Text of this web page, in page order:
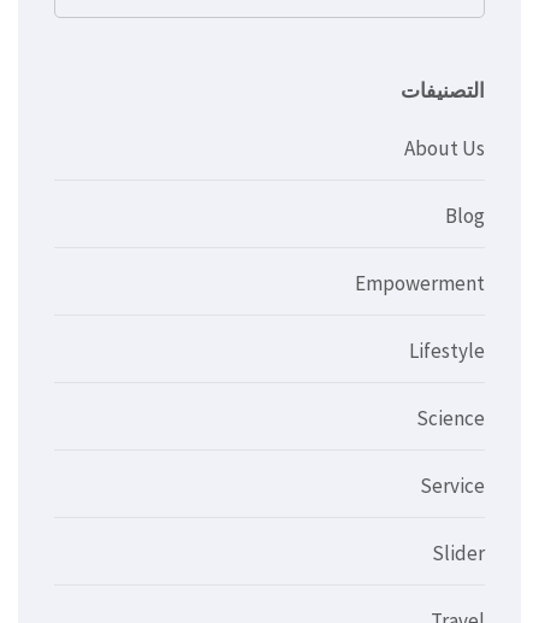
عن:
التصنيفات
About Us
Blog
Empowerment
Lifestyle
Science
Service
Slider